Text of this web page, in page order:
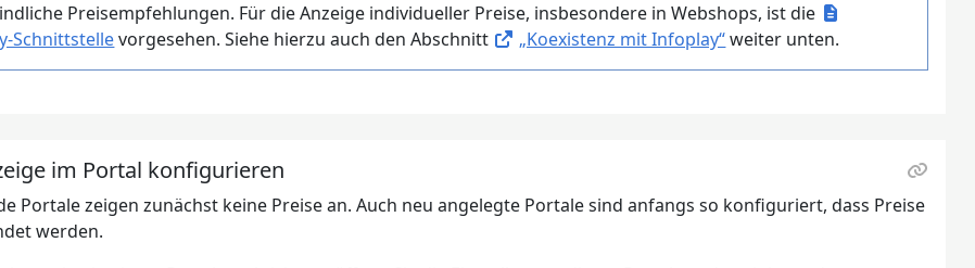
Preisempfehlungen. Für die Anzeige individueller Preise, insbesondere in Webshops, ist die
Schnittstellevorgesehen. Siehe hierzu auch den Abschnitt „Koexistenz mit Infoplay“weiter unten.
im Portal konfigurieren
Portale zeigen zunächst keine Preise an. Auch neu angelegte Portale sind anfangs so konfiguriert, dass Preise
werden.